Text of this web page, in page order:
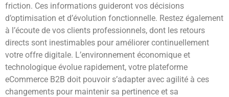
friction. Ces informations guideront vos décisions
d’optimisation et d’évolution fonctionnelle. Restez également
à l’écoute de vos clients professionnels, dont les retours
directs sont inestimables pour améliorer continuellement
votre offre digitale. L’environnement économique et
technologique évolue rapidement, votre plateforme
eCommerce B2B doit pouvoir s’adapter avec agilité à ces
changements pour maintenir sa pertinence et sa